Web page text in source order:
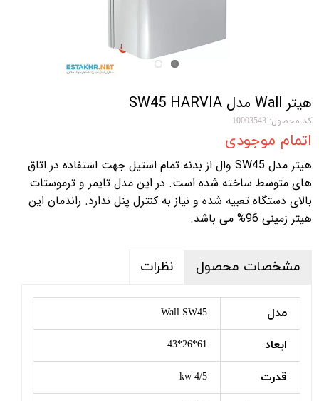
هیتر Wall مدل SW45 HARVIA
کد محصول: 10003543
اتمام موجودی
هیتر مدل SW45 وال از بدنه تمام استیل جهت استفاده در اتاق
های متوسط ساخته شده است. در این مدل تایمر و ترموستات
بالای دستگاه تعبیه شده و نیاز به کنترل پنل ندارد. راندمان این
هیتر زمینی 96% می باشد.
مشخصات محصول نظرات
مدل Wall SW45
ابعاد 61*26*43
قدرت 4/5 kw